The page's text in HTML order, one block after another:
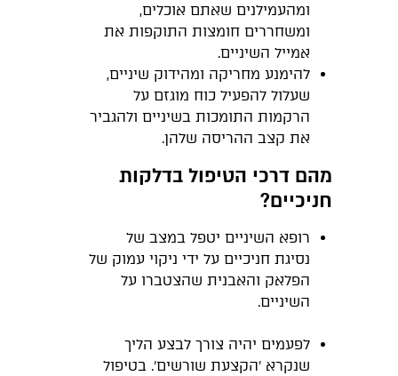
ומהעמילנים שאתם אוכלים,
ומשחררים חומצות התוקפות את
אמייל השיניים.
להימנע מחריקה ומהידוק שיניים,
שעלול להפעיל כוח מוגזם על
הרקמות התומכות בשיניים ולהגביר
את קצב ההריסה שלהן.
מהם דרכי הטיפול בדלקות
חניכיים?
רופא השיניים יטפל במצב של
נסיגת חניכיים על ידי ניקוי עמוק של
הפלאק והאבנית שהצטברו על
השיניים.
לפעמים יהיה צורך לבצע הליך
שנקרא ׳הקצעת שורשים׳. בטיפול